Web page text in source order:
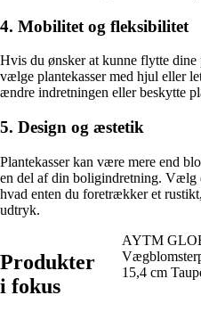
4. Mobilitet og fleksibilitet
Hvis du ønsker at kunne flytte
vælge plantekasser med hjul eller
ændre indretningen eller beskytte
5. Design og æstetik
Plantekasser kan være mere end
en del af din boligindretning. Vælg
hvad enten du foretrækker et
udtryk.
Produkter
i fokus
AYTM
15,4 cm